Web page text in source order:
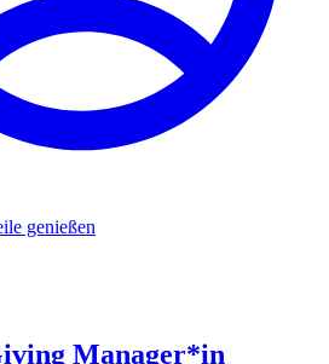
genießen
Manager*in